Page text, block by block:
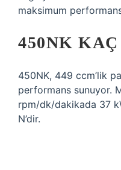
maksimum performans/
450NK
450NK, 449 ccm’lik
performans sunuyor.
rpm/dk/dakikada 37
N’dir.